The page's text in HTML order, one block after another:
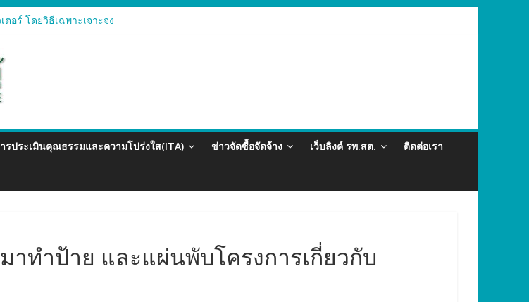
อร์ โดยวิธีเฉพาะเจาะจง
ครัว โดยวิธีเฉพาะเจาะจง
โดยวิธีเฉพาะเจาะจง
รประเมินคุณธรรมและความโปร่งใส(ITA) ข่าวจัดซื้อจัดจ้าง เว็บลิงค์ รพ.สต. ติดต่อเรา
าทำป้าย และแผ่นพับโครงการเกี่ยวกับ